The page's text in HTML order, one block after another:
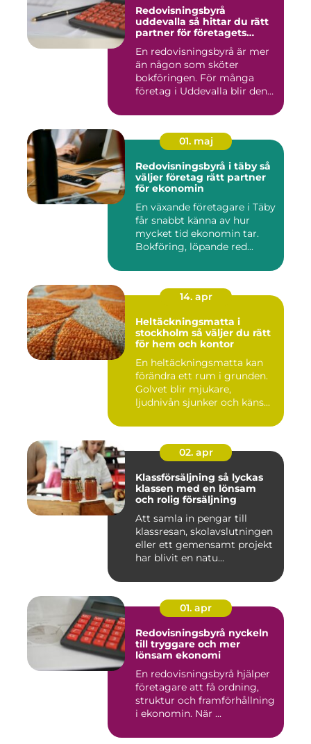
Redovisningsbyrå
uddevalla så hittar du rätt
partner för företagets
En redovisningsbyrå är mer
än någon som sköter
bokföringen. För många
företag i Uddevalla blir den
01. maj
Redovisningsbyrå i täby så
väljer företag rätt partner
för ekonomin
En växande företagare i Täby
får snabbt känna av hur
mycket tid ekonomin tar.
Bokföring, löpande red...
14. apr
Heltäckningsmatta i
stockholm så väljer du rätt
för hem och kontor
En heltäckningsmatta kan
förändra ett rum i grunden.
Golvet blir mjukare,
ljudnivån sjunker och käns...
02. apr
Klassförsäljning så lyckas
klassen med en lönsam
och rolig försäljning
Att samla in pengar till
klassresan, skolavslutningen
eller ett gemensamt projekt
har blivit en natu...
01. apr
Redovisningsbyrå nyckeln
till tryggare och mer
lönsam ekonomi
En redovisningsbyrå hjälper
företagare att få ordning,
struktur och framförhållning
i ekonomin. När ...